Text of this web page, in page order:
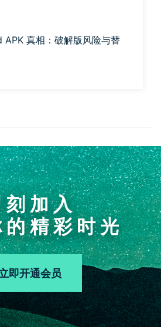
真相：破解版风险与替
刻加入
的精彩时光
即开通会员